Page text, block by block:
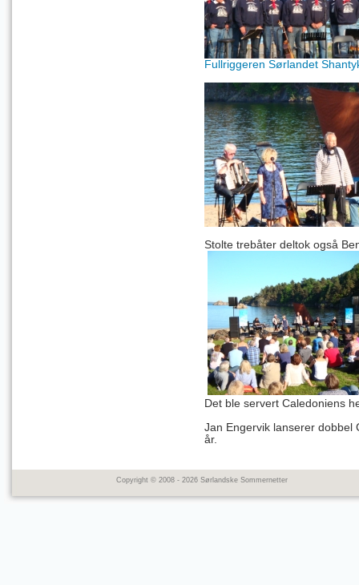
Fullriggeren Sørlandet
Stolte trebåter deltok også
Det ble servert Caledoniens
Jan Engervik lanserer dobbel
år.
Copyright © 2008 - 2026 Sørlandske Sommernetter